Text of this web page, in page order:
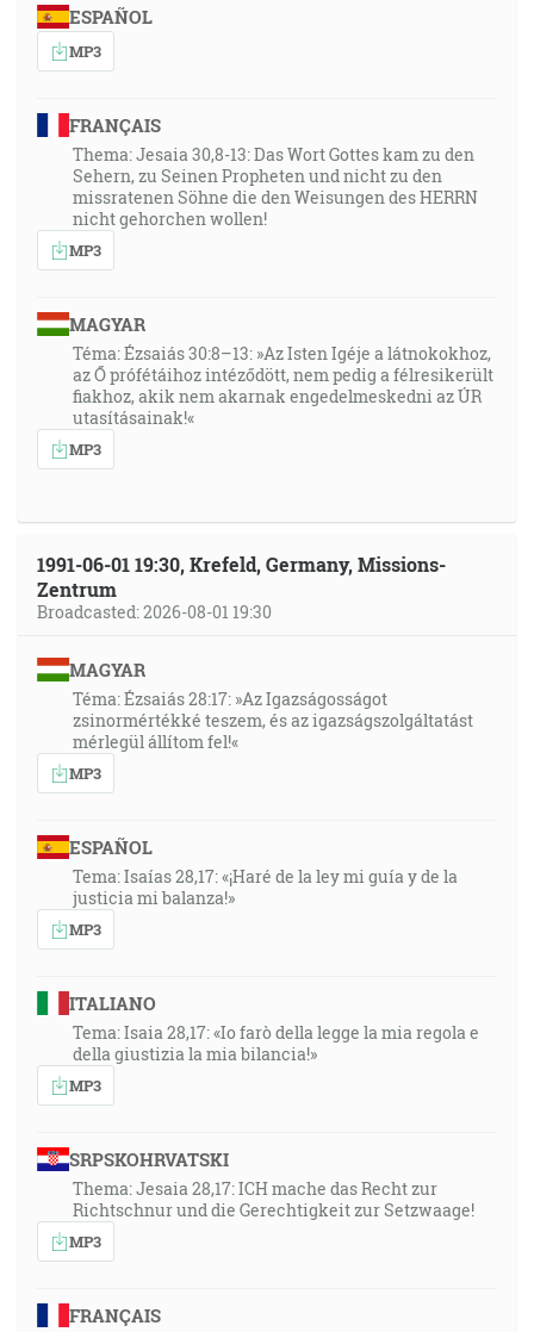
ESPAÑOL
MP3
FRANÇAIS
Thema: Jesaia 30,8-13: Das Wort Gottes kam zu den
Sehern, zu Seinen Propheten und nicht zu den
missratenen Söhne die den Weisungen des HERRN
nicht gehorchen wollen!
MP3
MAGYAR
Téma: Ézsaiás 30:8–13: »Az Isten Igéje a látnokokhoz,
az Ő prófétáihoz intéződött, nem pedig a félresikerült
fiakhoz, akik nem akarnak engedelmeskedni az ÚR
utasításainak!«
MP3
1991-06-01 19:30, Krefeld, Germany, Missions-
Zentrum
Broadcasted: 2026-08-01 19:30
MAGYAR
Téma: Ézsaiás 28:17: »Az Igazságosságot
zsinormértékké teszem, és az igazságszolgáltatást
mérlegül állítom fel!«
MP3
ESPAÑOL
Tema: Isaías 28,17: «¡Haré de la ley mi guía y de la
justicia mi balanza!»
MP3
ITALIANO
Tema: Isaia 28,17: «Io farò della legge la mia regola e
della giustizia la mia bilancia!»
MP3
SRPSKOHRVATSKI
Thema: Jesaia 28,17: ICH mache das Recht zur
Richtschnur und die Gerechtigkeit zur Setzwaage!
MP3
FRANÇAIS